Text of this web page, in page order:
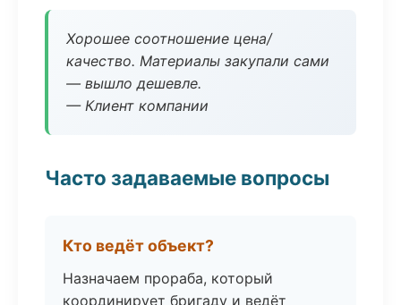
Хорошее соотношение цена/
качество. Материалы закупали сами
— вышло дешевле.
— Клиент компании
Часто задаваемые вопросы
Кто ведёт объект?
Назначаем прораба, который
координирует бригаду и ведёт